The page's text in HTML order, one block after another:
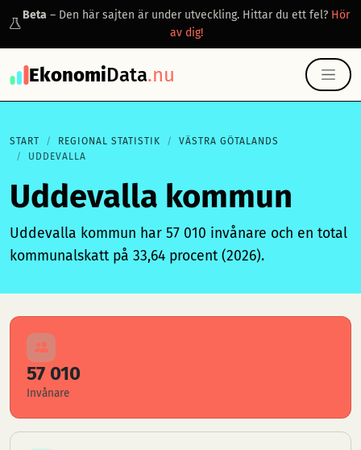
Beta – Den här sajten är under utveckling. Hittar du ett fel? Hör
av dig!
EkonomiData.nu
START REGIONAL STATISTIK
VÄSTRA GÖTALANDS
UDDEVALLA
Uddevalla kommun
Uddevalla kommun har 57 010 invånare och en total
kommunalskatt på 33,64 procent (2026).
57 010
Invånare